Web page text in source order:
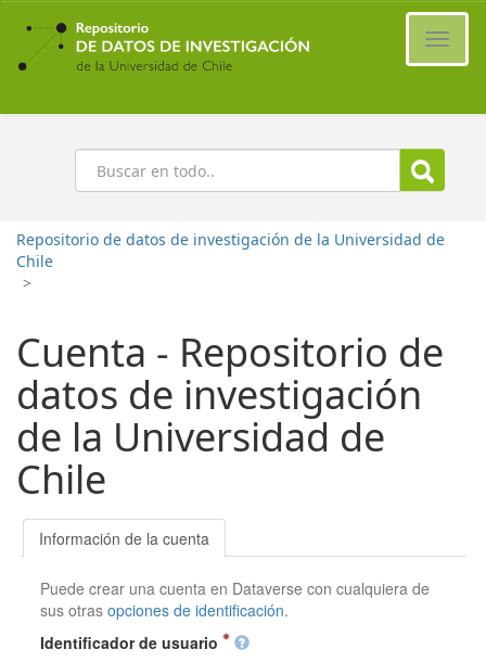
Ir
contenido
principal
Buscar
Repositorio de datos de investigación de la Universidad de
Chile
>
Cuenta - Repositorio de
datos de investigación
de la Universidad de
Chile
Información de la cuenta
Puede crear una cuenta en Dataverse con cualquiera de
sus otrasopciones de identificación.
Identificador de usuario